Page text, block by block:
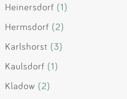
Heinersdorf (1)
Hermsdorf (2)
Karlshorst (3)
Kaulsdorf (1)
Kladow (2)